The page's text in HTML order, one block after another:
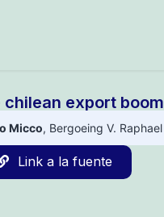
export boom
Micco, Bergoeing V. Raphael
Link a la fuente